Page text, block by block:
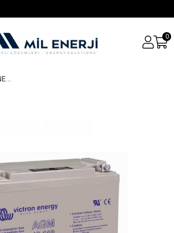
0
VICTRON ENERGY 12V/ 110AH AGM DEEP CYCLE BATTERY (M8)